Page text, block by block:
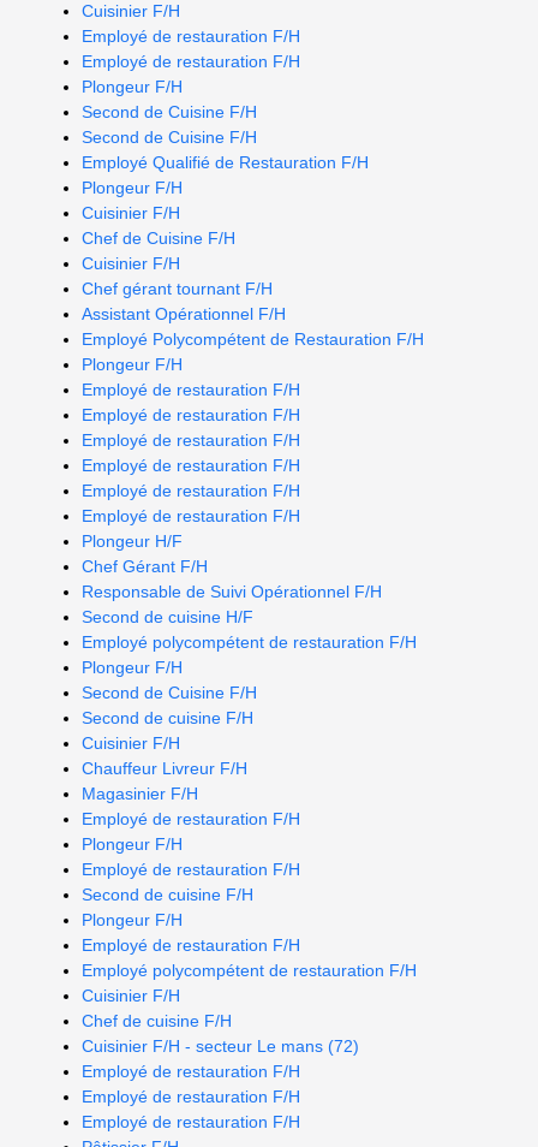
Cuisinier F/H
Employé de restauration F/H
Employé de restauration F/H
Plongeur F/H
Second de Cuisine F/H
Second de Cuisine F/H
Employé Qualifié de Restauration F/H
Plongeur F/H
Cuisinier F/H
Chef de Cuisine F/H
Cuisinier F/H
Chef gérant tournant F/H
Assistant Opérationnel F/H
Employé Polycompétent de Restauration F/H
Plongeur F/H
Employé de restauration F/H
Employé de restauration F/H
Employé de restauration F/H
Employé de restauration F/H
Employé de restauration F/H
Employé de restauration F/H
Plongeur H/F
Chef Gérant F/H
Responsable de Suivi Opérationnel F/H
Second de cuisine H/F
Employé polycompétent de restauration F/H
Plongeur F/H
Second de Cuisine F/H
Second de cuisine F/H
Cuisinier F/H
Chauffeur Livreur F/H
Magasinier F/H
Employé de restauration F/H
Plongeur F/H
Employé de restauration F/H
Second de cuisine F/H
Plongeur F/H
Employé de restauration F/H
Employé polycompétent de restauration F/H
Cuisinier F/H
Chef de cuisine F/H
Cuisinier F/H - secteur Le mans (72)
Employé de restauration F/H
Employé de restauration F/H
Employé de restauration F/H